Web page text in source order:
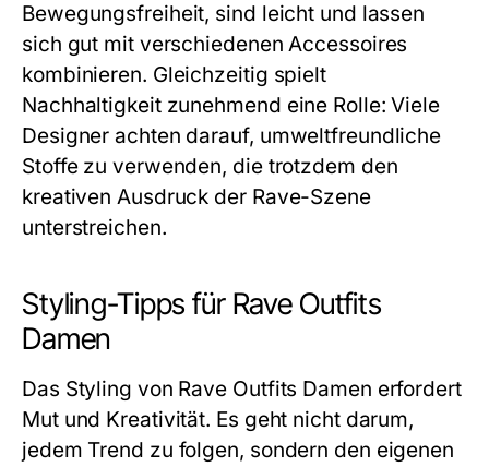
Bewegungsfreiheit, sind leicht und lassen
sich gut mit verschiedenen Accessoires
kombinieren. Gleichzeitig spielt
Nachhaltigkeit zunehmend eine Rolle: Viele
Designer achten darauf, umweltfreundliche
Stoffe zu verwenden, die trotzdem den
kreativen Ausdruck der Rave-Szene
unterstreichen.
Styling-Tipps für Rave Outfits
Damen
Das Styling von Rave Outfits Damen erfordert
Mut und Kreativität. Es geht nicht darum,
jedem Trend zu folgen, sondern den eigenen